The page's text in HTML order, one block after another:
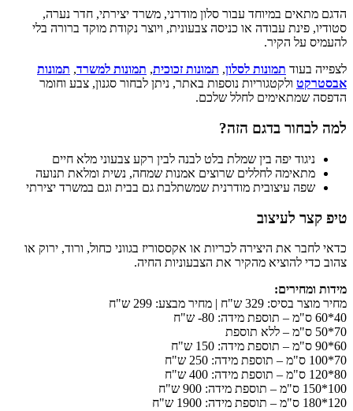
הדגם מתאים במיוחד עבור סלון מודרני, משרד יצירתי, חדר נערה,
סטודיו, פינת עבודה או כניסה צבעונית, ויוצר נקודת מוקד ברורה בלי
להעמיס על הקיר.
לצפייה בעוד תמונות לסלון, תמונות זכוכית, תמונות למשרד, תמונות
אבסטרקט ולקטגוריות נוספות באתר, ניתן לבחור סגנון, צבע וחומר
הדפסה שמתאימים לחלל שלכם.
למה לבחור בדגם הזה?
ניגוד יפה בין שמלת בלט לבנה לבין רקע צבעוני מלא חיים
מתאימה לחללים שרוצים אמנות שמחה, נשית ומלאת תנועה
שפה עיצובית מודרנית שמשתלבת גם בבית וגם במשרד יצירתי
טיפ קצר לעיצוב
כדאי לחבר את היצירה לכריות או אקססוריז בגווני כחול, ורוד, ירוק או
צהוב כדי להוציא מהקיר את הצבעוניות החיה.
מידות ומחירים:
מחיר מוצר בסיס: 329 ש"ח | מחיר מבצע: 299 ש"ח
40*60 ס"מ – תוספת מידה: 80- ש"ח
70*50 ס"מ – ללא תוספת
60*90 ס"מ – תוספת מידה: 150 ש"ח
70*100 ס"מ – תוספת מידה: 250 ש"ח
80*120 ס"מ – תוספת מידה: 400 ש"ח
100*150 ס"מ – תוספת מידה: 900 ש"ח
120*180 ס"מ – תוספת מידה: 1900 ש"ח